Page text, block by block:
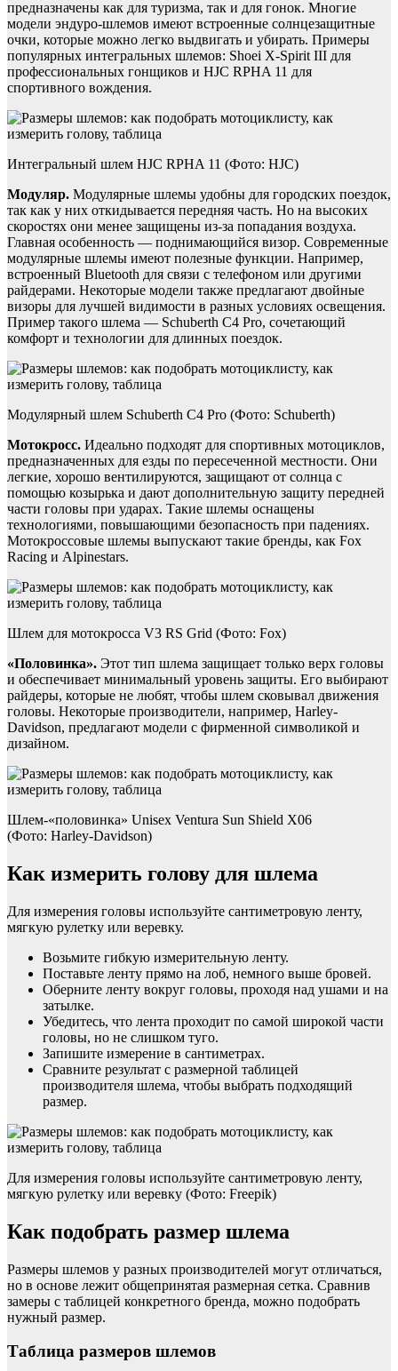
предназначены как для туризма, так и для гонок. Многие
модели эндуро-шлемов имеют встроенные солнцезащитные
очки, которые можно легко выдвигать и убирать. Примеры
популярных интегральных шлемов: Shoei X-Spirit III для
профессиональных гонщиков и HJC RPHA 11 для
спортивного вождения.
Интегральный шлем HJC RPHA 11 (Фото: HJC)
Модуляр. Модулярные шлемы удобны для городских поездок,
так как у них откидывается передняя часть. Но на высоких
скоростях они менее защищены из-за попадания воздуха.
Главная особенность — поднимающийся визор. Современные
модулярные шлемы имеют полезные функции. Например,
встроенный Bluetooth для связи с телефоном или другими
райдерами. Некоторые модели также предлагают двойные
визоры для лучшей видимости в разных условиях освещения.
Пример такого шлема — Schuberth C4 Pro, сочетающий
комфорт и технологии для длинных поездок.
Модулярный шлем Schuberth C4 Pro (Фото: Schuberth)
Мотокросс. Идеально подходят для спортивных мотоциклов,
предназначенных для езды по пересеченной местности. Они
легкие, хорошо вентилируются, защищают от солнца с
помощью козырька и дают дополнительную защиту передней
части головы при ударах. Такие шлемы оснащены
технологиями, повышающими безопасность при падениях.
Мотокроссовые шлемы выпускают такие бренды, как Fox
Racing и Alpinestars.
Шлем для мотокросса V3 RS Grid (Фото: Fox)
«Половинка». Этот тип шлема защищает только верх головы
и обеспечивает минимальный уровень защиты. Его выбирают
райдеры, которые не любят, чтобы шлем сковывал движения
головы. Некоторые производители, например, Harley-
Davidson, предлагают модели с фирменной символикой и
дизайном.
Шлем-«половинка» Unisex Ventura Sun Shield X06
(Фото: Harley-Davidson)
Как измерить голову для шлема
Для измерения головы используйте сантиметровую ленту,
мягкую рулетку или веревку.
Возьмите гибкую измерительную ленту.
Поставьте ленту прямо на лоб, немного выше бровей.
Оберните ленту вокруг головы, проходя над ушами и на
затылке.
Убедитесь, что лента проходит по самой широкой части
головы, но не слишком туго.
Запишите измерение в сантиметрах.
Сравните результат с размерной таблицей
производителя шлема, чтобы выбрать подходящий
размер.
Для измерения головы используйте сантиметровую ленту,
мягкую рулетку или веревку (Фото: Freepik)
Как подобрать размер шлема
Размеры шлемов у разных производителей могут отличаться,
но в основе лежит общепринятая размерная сетка. Сравнив
замеры с таблицей конкретного бренда, можно подобрать
нужный размер.
Таблица размеров шлемов